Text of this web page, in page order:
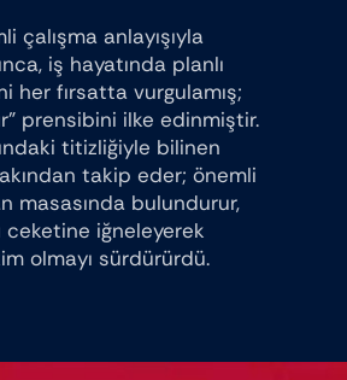
çalışma anlayışıyla
iş hayatında planlı
her fırsatta vurgulamış;
prensibini ilke edinmiştir.
titizliğiyle bilinen
takip eder; önemli
masasında bulundurur,
iğneleyerek
olmayı sürdürürdü.